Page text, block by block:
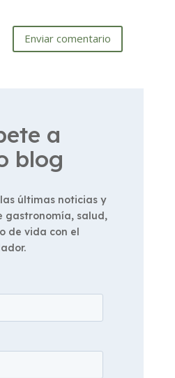
Enviar comentario
a
blog
últimas noticias y
gastronomía, salud,
de vida con el